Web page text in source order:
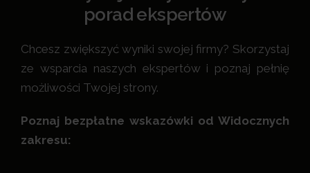
porad ekspertów
Chcesz zwiększyć wyniki swojej firmy? Skorzystaj
ze wsparcia naszych ekspertów i poznaj pełnię
możliwości Twojej strony.
Poznaj bezpłatne wskazówki od Widocznych
zakresu: